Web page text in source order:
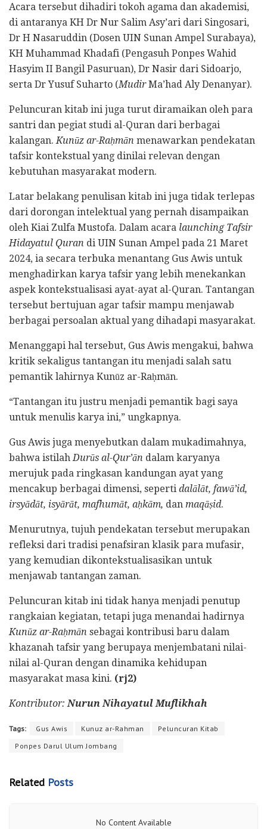
Acara tersebut dihadiri tokoh agama dan akademisi,
di antaranya KH Dr Nur Salim Asy’ari dari Singosari,
Dr H Nasaruddin (Dosen UIN Sunan Ampel Surabaya),
KH Muhammad Khadafi (Pengasuh Ponpes Wahid
Hasyim II Bangil Pasuruan), Dr Nasir dari Sidoarjo,
serta Dr Yusuf Suharto (MudirMa’had Aly Denanyar).
Peluncuran kitab ini juga turut diramaikan oleh para
santri dan pegiat studi al-Quran dari berbagai
kalangan. Kunūz ar-Raḥmān menawarkan pendekatan
tafsir kontekstual yang dinilai relevan dengan
kebutuhan masyarakat modern.
Latar belakang penulisan kitab ini juga tidak terlepas
dari dorongan intelektual yang pernah disampaikan
oleh Kiai Zulfa Mustofa. Dalam acara launching Tafsir
Hidayatul Quran di UIN Sunan Ampel pada 21 Maret
2024, ia secara terbuka menantang Gus Awis untuk
menghadirkan karya tafsir yang lebih menekankan
aspek kontekstualisasi ayat-ayat al-Quran. Tantangan
tersebut bertujuan agar tafsir mampu menjawab
berbagai persoalan aktual yang dihadapi masyarakat.
Menanggapi hal tersebut, Gus Awis mengakui, bahwa
kritik sekaligus tantangan itu menjadi salah satu
pemantik lahirnya Kunūz ar-Raḥmān.
“Tantangan itu justru menjadi pemantik bagi saya
untuk menulis karya ini,” ungkapnya.
Gus Awis juga menyebutkan dalam mukadimahnya,
bahwa istilah Durūs al-Qur’ān dalam karyanya
merujuk pada ringkasan kandungan ayat yang
mencakup berbagai dimensi, seperti dalālāt, fawā’id,
irsyādāt, isyārāt, mafhumāt, aḥkām, dan maqāṣid.
Menurutnya, tujuh pendekatan tersebut merupakan
refleksi dari tradisi penafsiran klasik para mufasir,
yang kemudian dikontekstualisasikan untuk
menjawab tantangan zaman.
Peluncuran kitab ini tidak hanya menjadi penutup
rangkaian kegiatan, tetapi juga menandai hadirnya
Kunūz ar-Raḥmān sebagai kontribusi baru dalam
khazanah tafsir yang berupaya menjembatani nilai-
nilai al-Quran dengan dinamika kehidupan
masyarakat masa kini. (rj2)
Kontributor: Nurun Nihayatul Muflikhah
Tags: Gus Awis Kunuz ar-Rahman
Peluncuran Kitab
Ponpes Darul Ulum Jombang
Related Posts
No Content Available